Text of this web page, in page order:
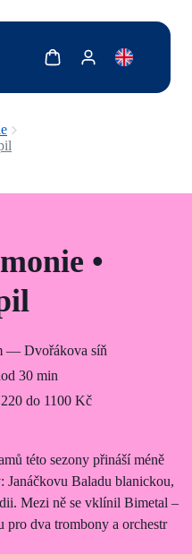
Add description for reader
Zobrazit košíkZobrazit můj účet
•
— Dvořákova síň
30 min
do 1100 Kč
této sezony přináší méně
Janáčkovu Baladu blanickou,
Mezi ně se vklínil Bimetal –
pro dva trombony a orchestr